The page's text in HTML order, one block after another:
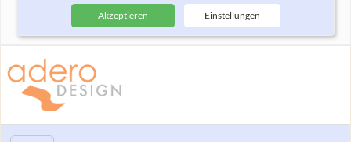
Akzeptieren Einstellungen